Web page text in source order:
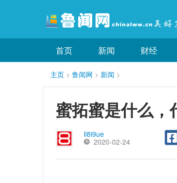
首页 新闻 财经
主页 > 鲁闻网 > 新闻 >
蜜拓蜜是什么，
li8i9ue
2020-02-24